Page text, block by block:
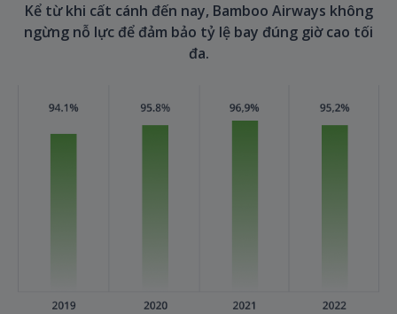
Kể từ khi cất cánh đến nay, Bamboo Airways không
ngừng nỗ lực để đảm bảo tỷ lệ bay đúng giờ cao tối
đa.